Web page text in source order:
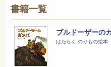
書籍一覧
ブルドーザーの
はたらく のりもの絵本